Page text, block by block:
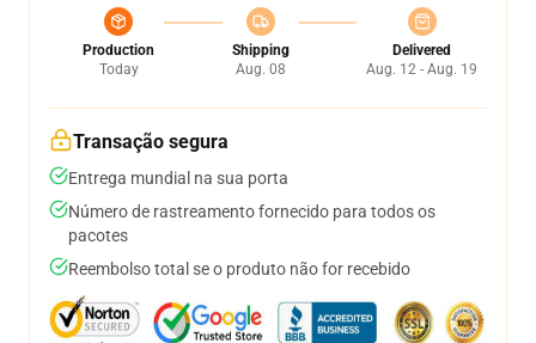
Production
Today
Shipping
Aug. 08
Delivered
Aug. 12 - Aug. 19
Transação segura
Entrega mundial na sua porta
Número de rastreamento fornecido para todos os
pacotes
Reembolso total se o produto não for recebido